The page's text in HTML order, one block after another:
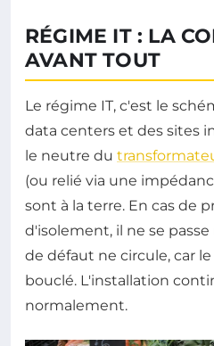
RÉGIME IT : LA
AVANT TOUT
Le régime IT, c'est le
data centers et des sites
le neutre du
(ou relié via une
sont à la terre. En cas de
d'isolement, il ne se
de défaut ne circule, car
bouclé. L'installation
normalement.